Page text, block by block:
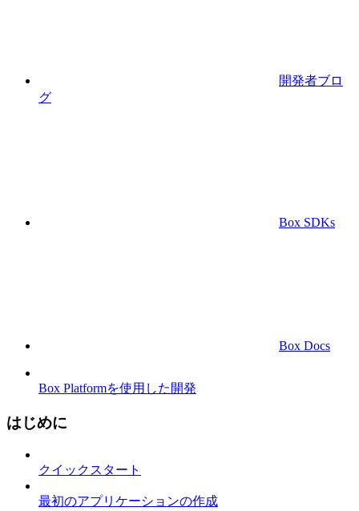
開発者ブロ
グ
Box SDKs
Box Docs
Box Platformを使用した開発
はじめに
クイックスタート
最初のアプリケーションの作成